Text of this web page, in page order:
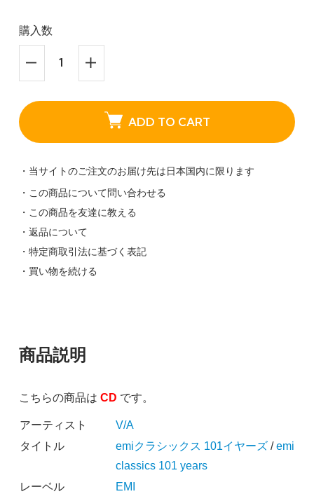
購入数
ADD TO CART
・当サイトのご注文のお届け先は日本国内に限ります
・この商品について問い合わせる
・この商品を友達に教える
・返品について
・特定商取引法に基づく表記
・買い物を続ける
商品説明
こちらの商品は CD です。
アーティスト
V/A
タイトル
emiクラシックス 101イヤーズ/emi
classics 101 years
レーベル
EMI